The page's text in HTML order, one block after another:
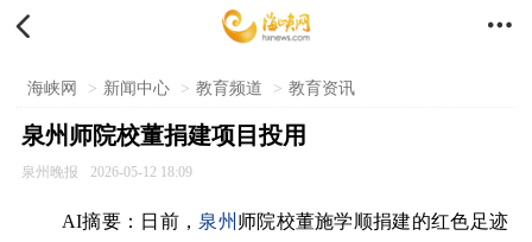
 
海峡网 > 新闻中心 > 教育频道 > 教育资讯
泉州师院校董捐建项目投用
泉州晚报 2026-05-12 18:09
AI摘要：日前， 泉州 师院校董施学顺捐建的红色足迹